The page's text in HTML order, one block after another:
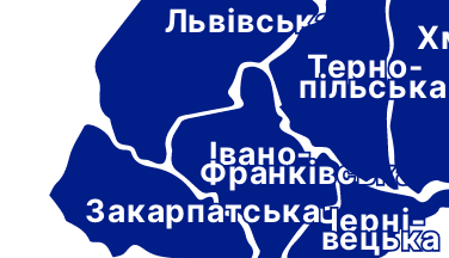
Черні-
вецька
Івано-
Франківська
Львівська
Терно-
пільська
Закарпатська